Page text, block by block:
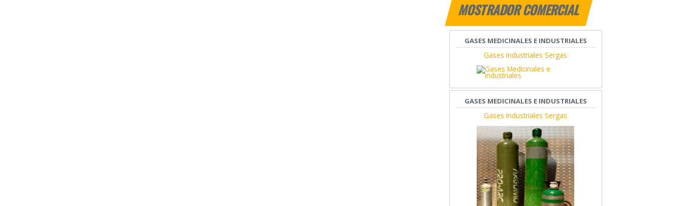
MOSTRADOR COMERCIAL
GASES MEDICINALES E INDUSTRIALES
Gases Industriales Sergas
GASES MEDICINALES E INDUSTRIALES
Gases Industriales Sergas